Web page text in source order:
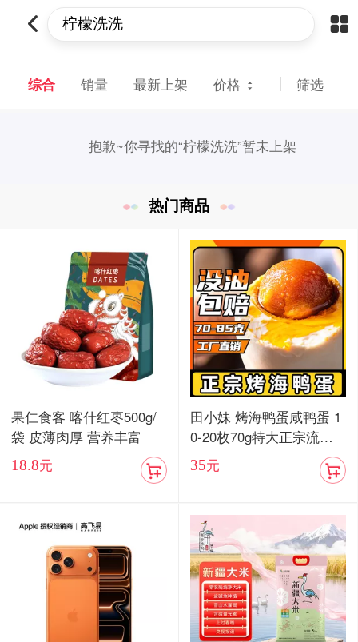
综合 销量 最新上架 价格 筛选
抱歉~你寻找的“柠檬洗洗”暂未上架
热门商品
果仁食客 喀什红枣500g/
袋 皮薄肉厚 营养丰富
18.8元
田小妹 烤海鸭蛋咸鸭蛋 1
0-20枚70g特大正宗流油
烤海鸭蛋广东红树林整箱
包邮
35元